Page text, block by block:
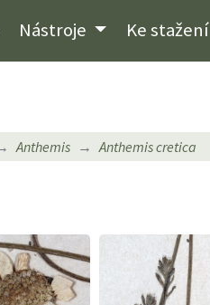
Nástroje Ke stažení
Anthemis Anthemis cretica